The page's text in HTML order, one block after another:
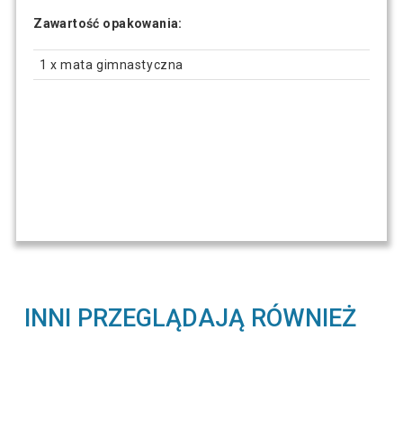
Zawartość opakowania:
1 x mata gimnastyczna
INNI PRZEGLĄDAJĄ RÓWNIEŻ